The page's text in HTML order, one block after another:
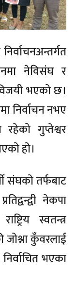
नेविसंघ र
भएको छ।
निर्वाचन नभए
गुप्तेश्वर
हो।
संघको तर्फबाट
नेकपा
स्वतन्त्र
जोश्ना कुँवरलाई
भएका